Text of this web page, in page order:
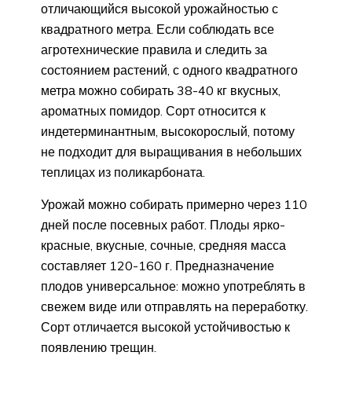
отличающийся высокой урожайностью с
квадратного метра. Если соблюдать все
агротехнические правила и следить за
состоянием растений, с одного квадратного
метра можно собирать 38-40 кг вкусных,
ароматных помидор. Сорт относится к
индетерминантным, высокорослый, потому
не подходит для выращивания в небольших
теплицах из поликарбоната.
Урожай можно собирать примерно через 110
дней после посевных работ. Плоды ярко-
красные, вкусные, сочные, средняя масса
составляет 120-160 г. Предназначение
плодов универсальное: можно употреблять в
свежем виде или отправлять на переработку.
Сорт отличается высокой устойчивостью к
появлению трещин.